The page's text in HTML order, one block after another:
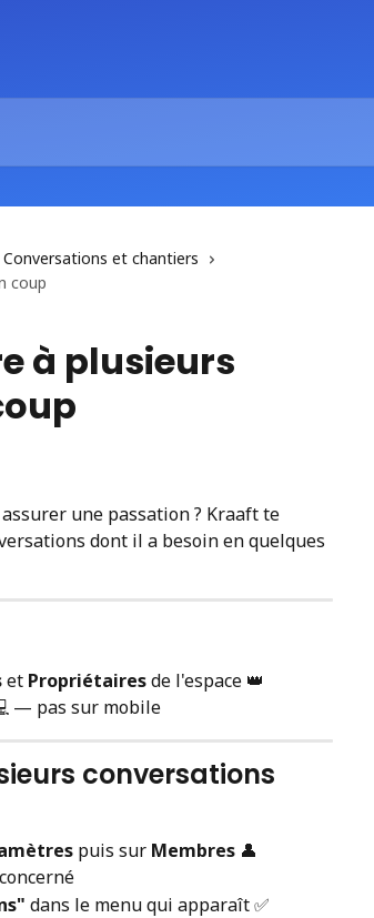
Conversations et chantiers
coup
à plusieurs
une passation ? Kraaft te
dont il a besoin en quelques
et Propriétaires de l'espace 👑
— pas sur mobile
conversations
puis sur Membres 👤
dans le menu qui apparaît ✅